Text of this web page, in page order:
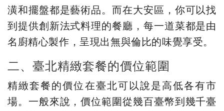
潢和擺盤都是藝術品。而在大安區，你可以找
到提供創新法式料理的餐廳，每一道菜都是由
名廚精心製作，呈現出無與倫比的味覺享受。
二、臺北精緻套餐的價位範圍
精緻套餐的價位在臺北可以說是高低各有市
場。一般來說，價位範圍從幾百臺幣到幾千臺